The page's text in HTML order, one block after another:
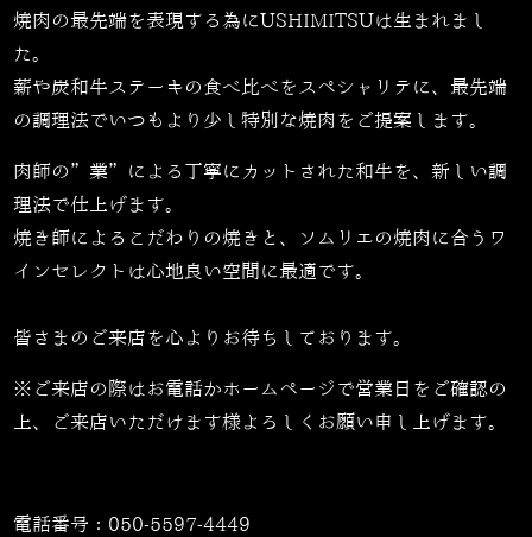
焼肉の最先端を表現する為にUSHIMITSUは生まれまし
た。
薪や炭和牛ステーキの食べ比べをスペシャリテに、最先端
の調理法でいつもより少し特別な焼肉をご提案します。
肉師の”業”による丁寧にカットされた和牛を、新しい調
理法で仕上げます。
焼き師によるこだわりの焼きと、ソムリエの焼肉に合うワ
インセレクトは心地良い空間に最適です。
皆さまのご来店を心よりお待ちしております。
※ご来店の際はお電話かホームページで営業日をご確認の
上、ご来店いただけます様よろしくお願い申し上げます。
電話番号： 050-5597-4449